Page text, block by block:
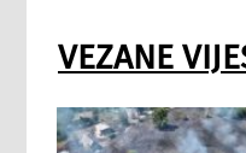
VEZANE